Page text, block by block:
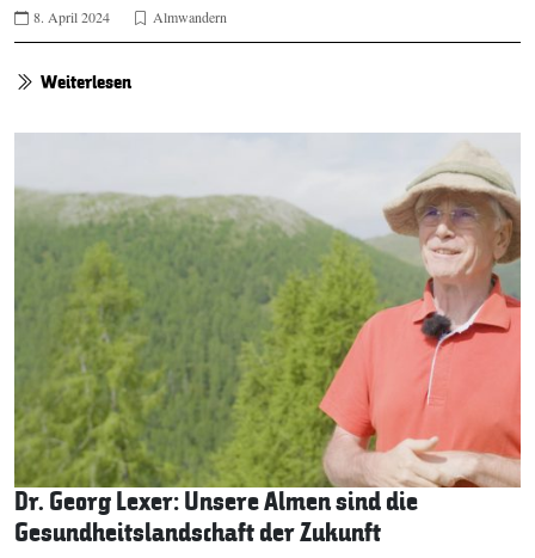
8. April 2024 Almwandern
Weiterlesen
Dr. Georg Lexer: Unsere Almen sind die
Gesundheitslandschaft der Zukunft